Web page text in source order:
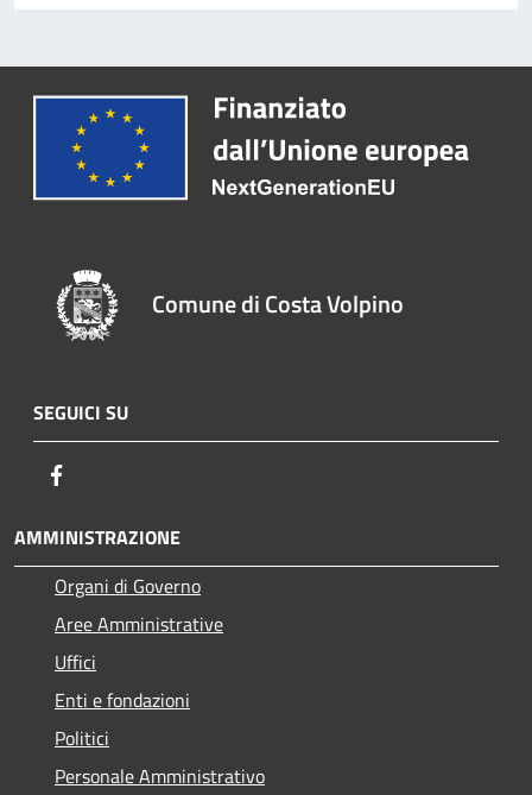
Comune di Costa Volpino
SEGUICI SU
AMMINISTRAZIONE
Organi di Governo
Aree Amministrative
Uffici
Enti e fondazioni
Politici
Personale Amministrativo